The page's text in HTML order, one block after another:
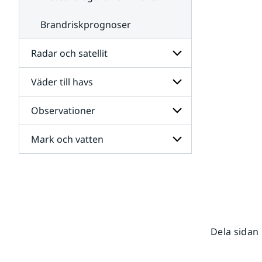
Brandriskprognoser
Radar och satellit
Undersidor
för
Radar
och
satellit
Väder till havs
Undersidor
för
Väder
till
havs
Observationer
Undersidor
för
Mark och vatten
Dela sidan